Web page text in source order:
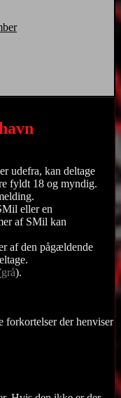
udefra, kan deltage
fyldt 18 og myndig.
eller en
af SMil kan
af den pågældende
grå).
forkortelser der henviser